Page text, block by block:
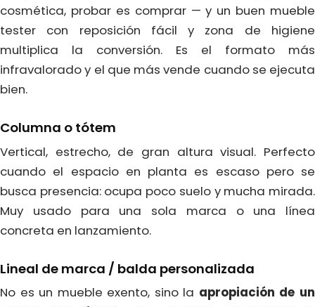
cosmética, probar es comprar — y un buen mueble
tester con reposición fácil y zona de higiene
multiplica la conversión. Es el formato más
infravalorado y el que más vende cuando se ejecuta
bien.
Columna o tótem
Vertical, estrecho, de gran altura visual. Perfecto
cuando el espacio en planta es escaso pero se
busca presencia: ocupa poco suelo y mucha mirada.
Muy usado para una sola marca o una línea
concreta en lanzamiento.
Lineal de marca / balda personalizada
No es un mueble exento, sino la apropiación de un